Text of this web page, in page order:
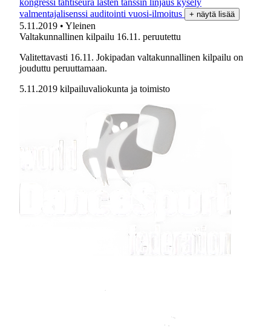
kongressi tähtiseura lasten tanssin linjaus kysely
valmentajalisenssi auditointi vuosi-ilmoitus + näytä lisää
5.11.2019 • Yleinen
Valtakunnallinen kilpailu 16.11. peruutettu
Valitettavasti 16.11. Jokipadan valtakunnallinen kilpailu on
jouduttu peruuttamaan.
5.11.2019 kilpailuvaliokunta ja toimisto